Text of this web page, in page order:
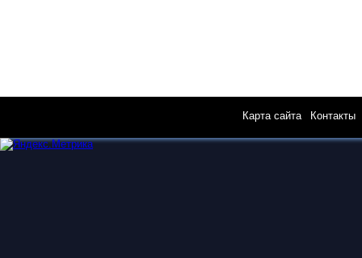
Карта сайта| Контакты